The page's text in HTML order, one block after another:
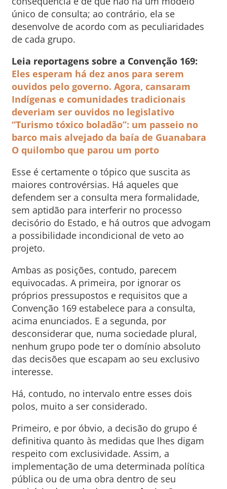
único de consulta; ao contrário, ela se
desenvolve de acordo com as peculiaridades
de cada grupo.
Leia reportagens sobre a Convenção 169:
Eles esperam há dez anos para serem
ouvidos pelo governo. Agora, cansaram
Indígenas e comunidades tradicionais
deveriam ser ouvidos no legislativo
“Turismo tóxico boladão”: um passeio no
barco mais alvejado da baía de Guanabara
O quilombo que parou um porto
Esse é certamente o tópico que suscita as
maiores controvérsias. Há aqueles que
defendem ser a consulta mera formalidade,
sem aptidão para interferir no processo
decisório do Estado, e há outros que advogam
a possibilidade incondicional de veto ao
projeto.
Ambas as posições, contudo, parecem
equivocadas. A primeira, por ignorar os
próprios pressupostos e requisitos que a
Convenção 169 estabelece para a consulta,
acima enunciados. E a segunda, por
desconsiderar que, numa sociedade plural,
nenhum grupo pode ter o domínio absoluto
das decisões que escapam ao seu exclusivo
interesse.
Há, contudo, no intervalo entre esses dois
polos, muito a ser considerado.
Primeiro, e por óbvio, a decisão do grupo é
definitiva quanto às medidas que lhes digam
respeito com exclusividade. Assim, a
implementação de uma determinada política
pública ou de uma obra dentro de seu